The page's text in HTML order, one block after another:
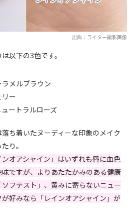
出典：ライター撮影画像
以下の3色です。
メルブラウン
ー
ートラルローズ
落ち着いたヌーディーな印象のメイク
り。
ンオアシャイン」はいずれも唇に血色
ですが、よりあたたかみのある健康
フテスト」、黄みに寄らないニュー
好みなら「レインオアシャイン」が